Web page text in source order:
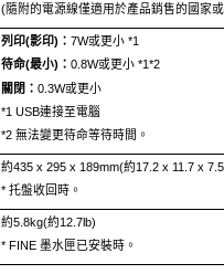
(隨附的電源線僅適用於產品銷售的國家
列印(影印)： 7W或更小*1
待命(最小)： 0.8W或更小*1*2
關閉： 0.3W或更小
*1 USB連接至電腦
*2 無法變更待命等待時間。
約435 x 295 x 189mm(約17.2 x 11.7 x
* 托盤收回時。
約5.8kg(約12.7lb)
* FINE 墨水匣已安裝時。